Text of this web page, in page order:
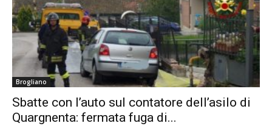
Brogliano
Sbatte con l’auto sul contatore dell’asilo di
Quargnenta: fermata fuga di...